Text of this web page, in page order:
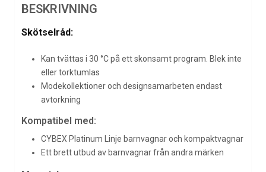
BESKRIVNING
Skötselråd:
Kan tvättas i 30 °C på ett skonsamt program. Blek inte
eller torktumlas
Modekollektioner och designsamarbeten endast
avtorkning
Kompatibel med:
CYBEX Platinum Linje barnvagnar och kompaktvagnar
Ett brett utbud av barnvagnar från andra märken